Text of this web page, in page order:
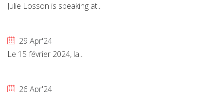
Julie Losson is speaking at...
29 Apr'24
Le 15 février 2024, la...
26 Apr'24